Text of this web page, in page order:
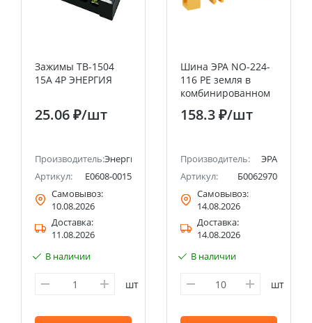
Зажимы ТВ-1504
15А 4Р ЭНЕРГИЯ
25.06 ₽/шт
Производитель:Энергия
Артикул:
Е0608-0015
Самовывоз:
10.08.2026
Доставка:
11.08.2026
В наличии
шт
Шина ЭРА NO-224-
116 PE земля в
комбинированном
изоляторе на DIN-
рейку ШНИ-8х12-8-
158.3 ₽/шт
Производитель:
ЭРА
Артикул:
Б0062970
Самовывоз:
14.08.2026
Доставка:
14.08.2026
В наличии
шт